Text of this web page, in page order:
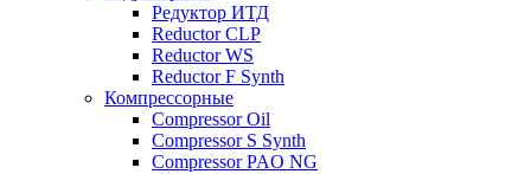
Редуктор ИТД
Reductor CLP
Reductor WS
Reductor F Synth
Компрессорные
Compressor Oil
Compressor S Synth
Compressor PAO NG